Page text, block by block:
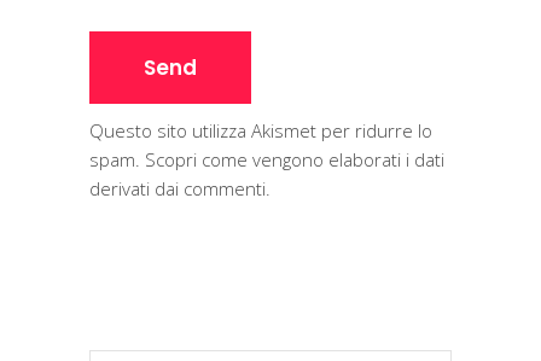
Questo sito utilizza Akismet per ridurre lo
spam. Scopri come vengono elaborati i dati
derivati dai commenti.